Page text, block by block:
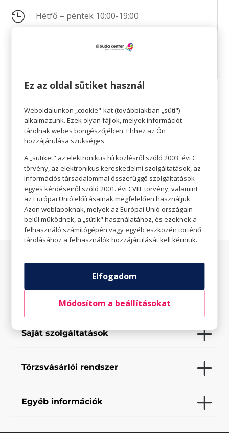
 Hétfő – péntek 10:00-19:00
 +36 30 664 7611
 Nincs megadva
 Weboldal
Az üzletről
Elfogadott fizetési eszközök
Saját szolgáltatások
Törzsvásárlói rendszer
Egyéb információk
Ez az oldal sütiket használ
Weboldalunkon „cookie"-kat (továbbiakban „süti")
alkalmazunk. Ezek olyan fájlok, melyek információt
tárolnak webes böngészőjében. Ehhez az Ön
hozzájárulása szükséges.
A „sütiket" az elektronikus hírközlésről szóló 2003. évi C.
törvény, az elektronikus kereskedelmi szolgáltatások, az
információs társadalommal összefüggő szolgáltatások
egyes kérdéseiről szóló 2001. évi CVIII. törvény, valamint
az Európai Unió előírásainak megfelelően használjuk.
Azon weblapoknak, melyek az Európai Unió országain
belül működnek, a „sütik" használatához, és ezeknek a
felhasználó számítógépén vagy egyéb eszközén történő
tárolásához a felhasználók hozzájárulását kell kérniük.
Elfogadom
Módosítom a beállításokat